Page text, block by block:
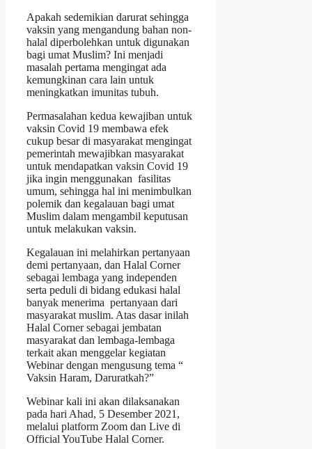
Apakah sedemikian darurat sehingga
vaksin yang mengandung bahan non-
halal diperbolehkan untuk digunakan
bagi umat Muslim? Ini menjadi
masalah pertama mengingat ada
kemungkinan cara lain untuk
meningkatkan imunitas tubuh.
Permasalahan kedua kewajiban untuk
vaksin Covid 19 membawa efek
cukup besar di masyarakat mengingat
pemerintah mewajibkan masyarakat
untuk mendapatkan vaksin Covid 19
jika ingin menggunakan fasilitas
umum, sehingga hal ini menimbulkan
polemik dan kegalauan bagi umat
Muslim dalam mengambil keputusan
untuk melakukan vaksin.
Kegalauan ini melahirkan pertanyaan
demi pertanyaan, dan Halal Corner
sebagai lembaga yang independen
serta peduli di bidang edukasi halal
banyak menerima pertanyaan dari
masyarakat muslim. Atas dasar inilah
Halal Corner sebagai jembatan
masyarakat dan lembaga-lembaga
terkait akan menggelar kegiatan
Webinar dengan mengusung tema “
Vaksin Haram, Daruratkah?”
Webinar kali ini akan dilaksanakan
pada hari Ahad, 5 Desember 2021,
melalui platform Zoom dan Live di
Official YouTube Halal Corner.